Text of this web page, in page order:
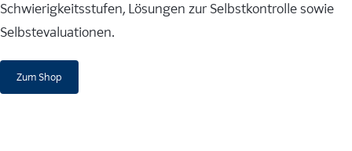
Schwierigkeitsstufen, Lösungen zur Selbstkontrolle sowie
Selbstevaluationen.
Zum Shop